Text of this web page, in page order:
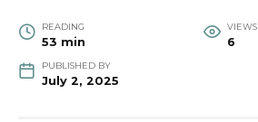
READING
53 min
VIEWS
6
PUBLISHED BY
July 2, 2025